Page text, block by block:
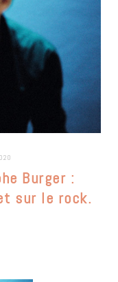
Burger :
sur le rock.